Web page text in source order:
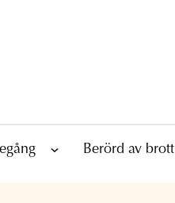
Berörd av brott